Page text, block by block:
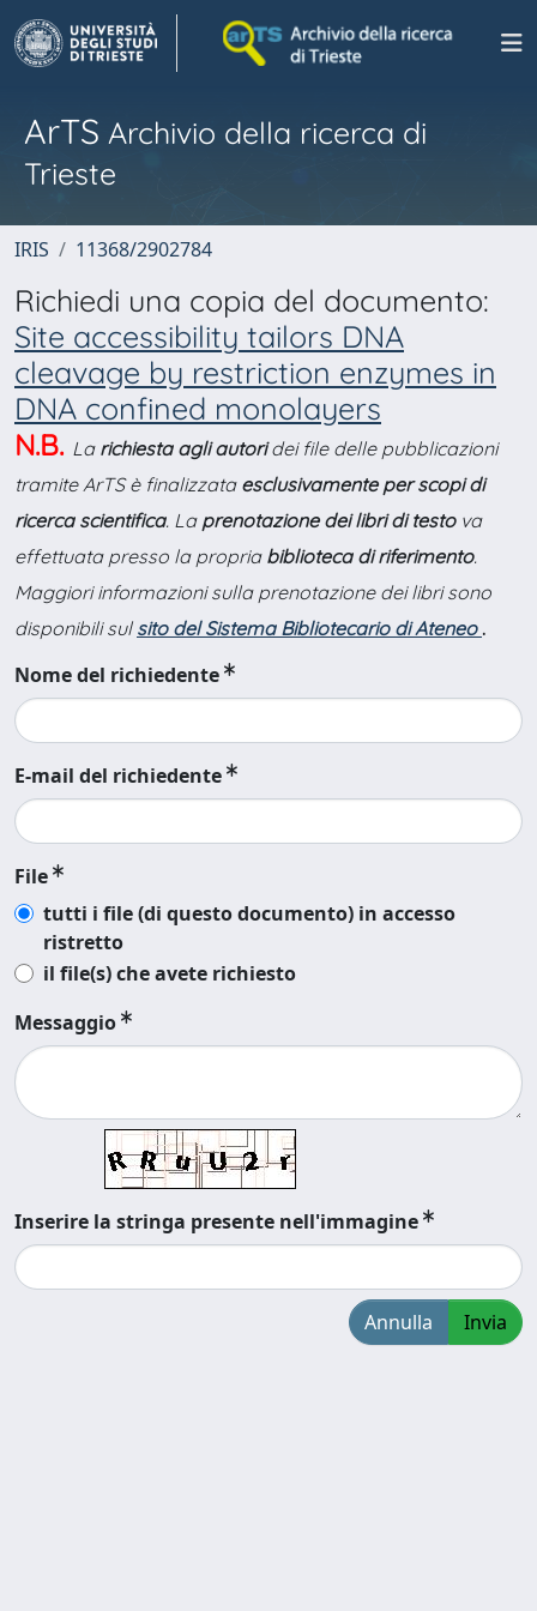
ArTS Archivio della ricerca di
Trieste
IRIS 11368/2902784
Richiedi una copia del documento:
Site accessibility tailors DNA
cleavage by restriction enzymes in
DNA confined monolayers
N.B. La richiesta agli autoridei file delle pubblicazioni
tramite ArTS è finalizzata esclusivamente per scopi di
ricerca scientifica. La prenotazione dei libri di testova
effettuata presso la propria biblioteca di riferimento.
Maggiori informazioni sulla prenotazione dei libri sono
disponibili sul sito del Sistema Bibliotecario di Ateneo .
Nome del richiedente
E-mail del richiedente
File
tutti i file (di questo documento) in accesso
ristretto
il file(s) che avete richiesto
Messaggio
Inserire la stringa presente nell'immagine
Annulla Invia